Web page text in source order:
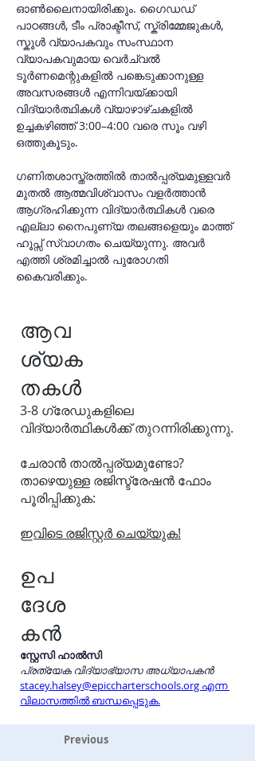
ഓൺലൈനായിരിക്കും. ഗൈഡഡ്
പാഠങ്ങൾ, ടീം പ്രാക്ടീസ്, സ്ക്രിമ്മേജുകൾ,
സ്കൂൾ വ്യാപകവും സംസ്ഥാന
വ്യാപകവുമായ വെർച്വൽ
ടൂർണമെന്റുകളിൽ പങ്കെടുക്കാനുള്ള
അവസരങ്ങൾ എന്നിവയ്ക്കായി
വിദ്യാർത്ഥികൾ വ്യാഴാഴ്ചകളിൽ
ഉച്ചകഴിഞ്ഞ് 3:00–4:00 വരെ സൂം വഴി
ഒത്തുകൂടും.
ഗണിതശാസ്ത്രത്തിൽ താൽപ്പര്യമുള്ളവർ
മുതൽ ആത്മവിശ്വാസം വളർത്താൻ
ആഗ്രഹിക്കുന്ന വിദ്യാർത്ഥികൾ വരെ
എല്ലാ നൈപുണ്യ തലങ്ങളെയും മാത്ത്
ഹൂപ്സ് സ്വാഗതം ചെയ്യുന്നു. അവർ
എത്തി ശ്രമിച്ചാൽ പുരോഗതി
കൈവരിക്കും.
ആവ
ശ്യക
തകൾ
3-8 ഗ്രേഡുകളിലെ
വിദ്യാർത്ഥികൾക്ക് തുറന്നിരിക്കുന്നു.
ചേരാൻ താൽപ്പര്യമുണ്ടോ?
താഴെയുള്ള രജിസ്ട്രേഷൻ ഫോം
പൂരിപ്പിക്കുക:
ഇവിടെ രജിസ്റ്റർ ചെയ്യുക!
ഉപ
ദേശ
കൻ
സ്റ്റേസി ഹാൽസി
പ്രത്യേക വിദ്യാഭ്യാസ അധ്യാപകൻ
stacey.halsey@epiccharterschools.org എന്ന
വിലാസത്തിൽ ബന്ധപ്പെടുക.
Previous